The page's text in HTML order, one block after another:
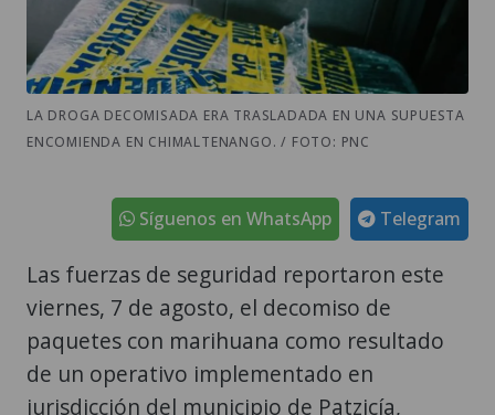
LA DROGA DECOMISADA ERA TRASLADADA EN UNA SUPUESTA
ENCOMIENDA EN CHIMALTENANGO. / FOTO: PNC
Telegram
Síguenos en WhatsApp
Las fuerzas de seguridad reportaron este
viernes, 7 de agosto, el decomiso de
paquetes con marihuana como resultado
de un operativo implementado en
jurisdicción del municipio de Patzicía,